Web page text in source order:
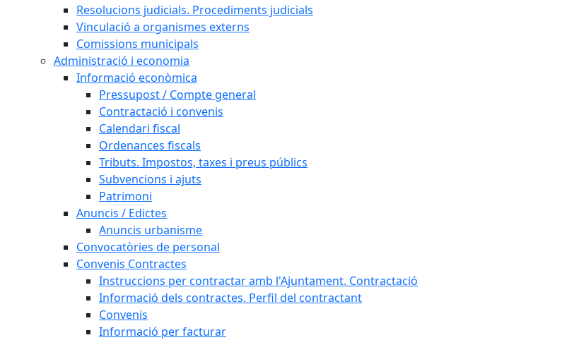
Resolucions judicials. Procediments judicials
Vinculació a organismes externs
Comissions municipals
Administració i economia
Informació econòmica
Pressupost / Compte general
Contractació i convenis
Calendari fiscal
Ordenances fiscals
Tributs. Impostos, taxes i preus públics
Subvencions i ajuts
Patrimoni
Anuncis / Edictes
Anuncis urbanisme
Convocatòries de personal
Convenis Contractes
Instruccions per contractar amb l'Ajuntament. Contractació
Informació dels contractes. Perfil del contractant
Convenis
Informació per facturar